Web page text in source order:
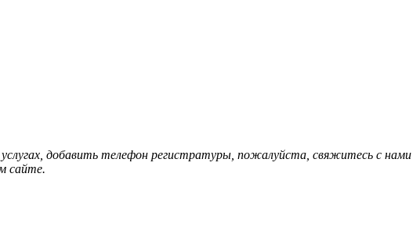
добавить телефон регистратуры, пожалуйста, свяжитесь с нами
сайте.